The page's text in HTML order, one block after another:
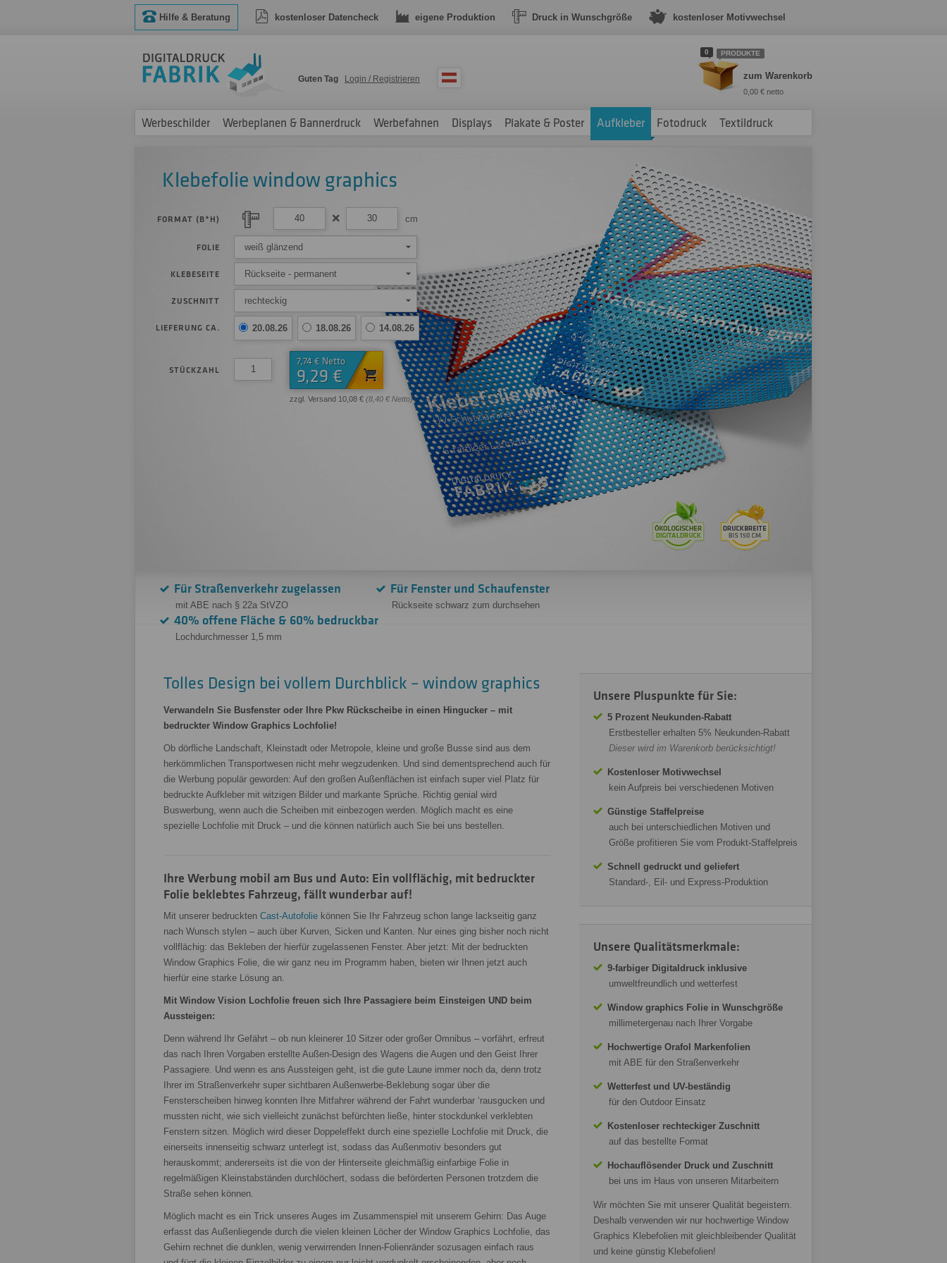
Hilfe & Beratung kostenloser Datencheck eigene Produktion Druck in Wunschgröße kostenloser Motivwechsel
0 PRODUKTE
zum Warenkorb
0,00 € netto
Guten Tag Login / Registrieren
Werbeschilder Werbeplanen & Bannerdruck Werbefahnen Displays Plakate & Poster Aufkleber Fotodruck Textildruck
Klebefolie window graphics
FORMAT (B*H) cm
FOLIE weiß glänzend
KLEBESEITE Rückseite - permanent
ZUSCHNITT rechteckig
LIEFERUNG CA. 20.08.26 18.08.26 14.08.26
STÜCKZAHL
7,74 € Netto
9,29 €
zzgl. Versand 10,08 € (8,40 € Netto)
Für Straßenverkehr zugelassen
mit ABE nach § 22a StVZO
Für Fenster und Schaufenster
Rückseite schwarz zum durchsehen
40% offene Fläche & 60% bedruckbar
Lochdurchmesser 1,5 mm
Tolles Design bei vollem Durchblick – window graphics
Verwandeln Sie Busfenster oder Ihre Pkw Rückscheibe in einen Hingucker – mit
bedruckter Window Graphics Lochfolie!
Ob dörfliche Landschaft, Kleinstadt oder Metropole, kleine und große Busse sind aus dem
herkömmlichen Transportwesen nicht mehr wegzudenken. Und sind dementsprechend auch für
die Werbung populär geworden: Auf den großen Außenflächen ist einfach super viel Platz für
bedruckte Aufkleber mit witzigen Bilder und markante Sprüche. Richtig genial wird
Buswerbung, wenn auch die Scheiben mit einbezogen werden. Möglich macht es eine
spezielle Lochfolie mit Druck – und die können natürlich auch Sie bei uns bestellen.
Ihre Werbung mobil am Bus und Auto: Ein vollflächig, mit bedruckter
Folie beklebtes Fahrzeug, fällt wunderbar auf!
Mit unserer bedruckten Cast-Autofolie können Sie Ihr Fahrzeug schon lange lackseitig ganz
nach Wunsch stylen – auch über Kurven, Sicken und Kanten. Nur eines ging bisher noch nicht
vollflächig: das Bekleben der hierfür zugelassenen Fenster. Aber jetzt: Mit der bedruckten
Window Graphics Folie, die wir ganz neu im Programm haben, bieten wir Ihnen jetzt auch
hierfür eine starke Lösung an.
Mit Window Vision Lochfolie freuen sich Ihre Passagiere beim Einsteigen UND beim
Aussteigen:
Denn während Ihr Gefährt – ob nun kleinerer 10 Sitzer oder großer Omnibus – vorfährt, erfreut
das nach Ihren Vorgaben erstellte Außen-Design des Wagens die Augen und den Geist Ihrer
Passagiere. Und wenn es ans Aussteigen geht, ist die gute Laune immer noch da, denn trotz
Ihrer im Straßenverkehr super sichtbaren Außenwerbe-Beklebung sogar über die
Fensterscheiben hinweg konnten Ihre Mitfahrer während der Fahrt wunderbar ‘rausgucken und
mussten nicht, wie sich vielleicht zunächst befürchten ließe, hinter stockdunkel verklebten
Fenstern sitzen. Möglich wird dieser Doppeleffekt durch eine spezielle Lochfolie mit Druck, die
einerseits innenseitig schwarz unterlegt ist, sodass das Außenmotiv besonders gut
herauskommt; andererseits ist die von der Hinterseite gleichmäßig einfarbige Folie in
regelmäßigen Kleinstabständen durchlöchert, sodass die beförderten Personen trotzdem die
Straße sehen können.
Möglich macht es ein Trick unseres Auges im Zusammenspiel mit unserem Gehirn: Das Auge
erfasst das Außenliegende durch die vielen kleinen Löcher der Window Graphics Lochfolie, das
Gehirn rechnet die dunklen, wenig verwirrenden Innen-Folienränder sozusagen einfach raus
Unsere Pluspunkte für Sie:
5 Prozent Neukunden-Rabatt
Erstbesteller erhalten 5% Neukunden-Rabatt
Dieser wird im Warenkorb berücksichtigt!
Kostenloser Motivwechsel
kein Aufpreis bei verschiedenen Motiven
Günstige Staffelpreise
auch bei unterschiedlichen Motiven und
Größe profitieren Sie vom Produkt-Staffelpreis
Schnell gedruckt und geliefert
Standard-, Eil- und Express-Produktion
Unsere Qualitätsmerkmale:
9-farbiger Digitaldruck inklusive
umweltfreundlich und wetterfest
Window graphics Folie in Wunschgröße
millimetergenau nach Ihrer Vorgabe
Hochwertige Orafol Markenfolien
mit ABE für den Straßenverkehr
Wetterfest und UV-beständig
für den Outdoor Einsatz
Kostenloser rechteckiger Zuschnitt
auf das bestellte Format
Hochauflösender Druck und Zuschnitt
bei uns im Haus von unseren Mitarbeitern
Wir möchten Sie mit unserer Qualität begeistern.
Deshalb verwenden wir nur hochwertige Window
Graphics Klebefolien mit gleichbleibender Qualität
und keine günstig Klebefolien!